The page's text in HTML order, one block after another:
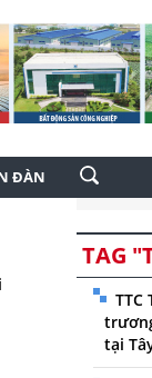
ĐÀN
TAG
TTC
tại